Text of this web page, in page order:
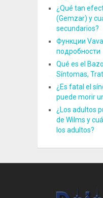
¿Qué tan
(Gemzar) y
secundarios?
Функции
подробности
Qué es el
Síntomas,
¿Es fatal el
puede morir
¿Los adultos
de Wilms y
los adultos?